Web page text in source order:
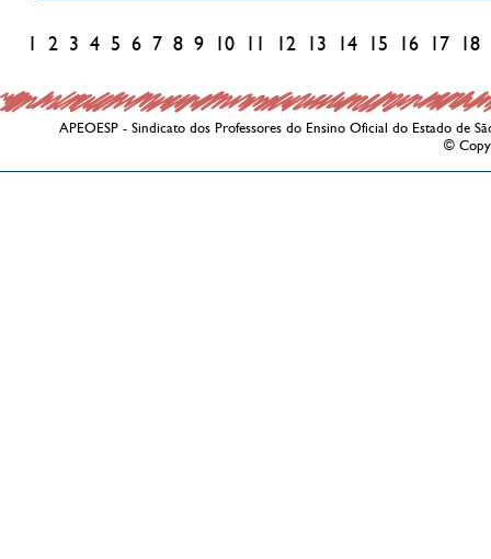
2 3 4 5 6 7 8 9 10 12 13 14 15 16 17 18
APEOESP - Sindicato dos Professores do Ensino Oficial do Estado de
©